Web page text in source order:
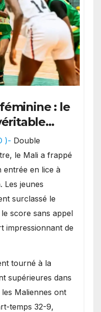
: le
inflige
au
)- Double
le Mali a frappé
en lice à
Les jeunes
surclassé le
score sans appel
impressionnant de
tourné à la
supérieures dans
Maliennes ont
temps 32-9,